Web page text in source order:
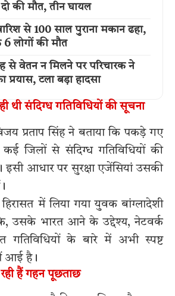
की मौत, तीन घायल
से 100 साल पुराना मकान ढहा,
6 लोगों की मौत
से वेतन न मिलने पर परिचारक ने
प्रयास, टला बड़ा हादसा
थी संदिग्ध गतिविधियों की सूचना
प्रताप सिंह ने बताया कि पकड़े गए
जिलों से संदिग्ध गतिविधियों की
इसी आधार पर सुरक्षा एजेंसियां उसकी
हिरासत में लिया गया युवक बांग्लादेशी
उसके भारत आने के उद्देश्य, नेटवर्क
गतिविधियों के बारे में अभी स्पष्ट
आई है।
हैं गहन पूछताछ